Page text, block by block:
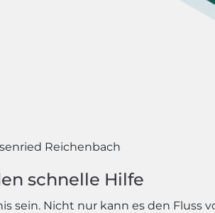
Reichenbach
schnelle Hilfe
sein. Nicht nur kann es den Fluss